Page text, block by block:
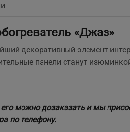
«Джаз»
декоративный элемент
панели станут
можно дозаказать и мы
по телефону.